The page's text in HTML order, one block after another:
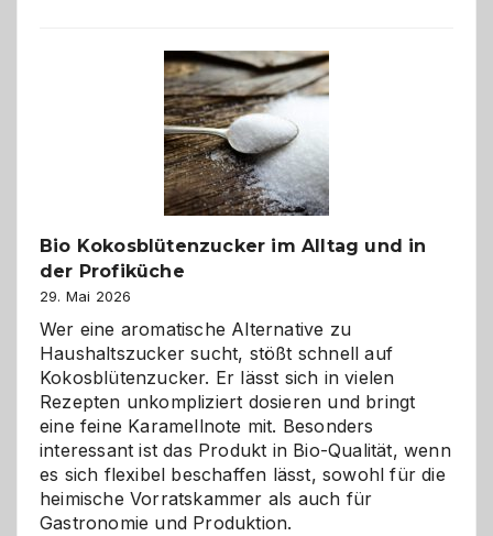
Freund
in
Gefahr
ist:
Brandschutz
für
Hunde
eigenen
Bio Kokosblütenzucker im Alltag und in
der Profiküche
29. Mai 2026
Wer eine aromatische Alternative zu
Haushaltszucker sucht, stößt schnell auf
Kokosblütenzucker. Er lässt sich in vielen
Rezepten unkompliziert dosieren und bringt
eine feine Karamellnote mit. Besonders
interessant ist das Produkt in Bio-Qualität, wenn
es sich flexibel beschaffen lässt, sowohl für die
heimische Vorratskammer als auch für
Gastronomie und Produktion.